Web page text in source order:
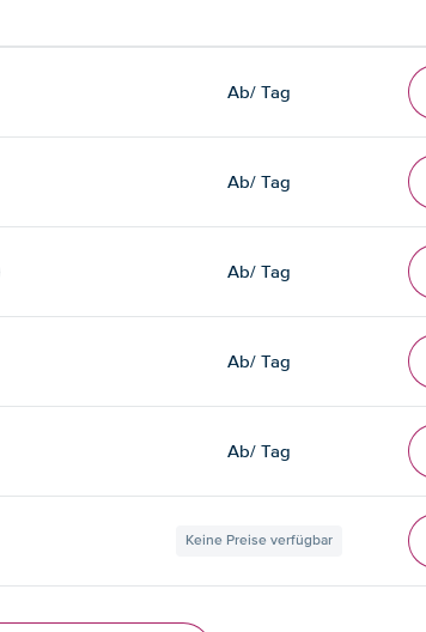
Ab/ Tag
Ab/ Tag
Ab/ Tag
Ab/ Tag
Ab/ Tag
Keine Preise verfügbar